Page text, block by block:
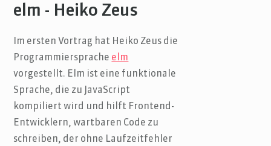
elm - Heiko Zeus
Im ersten Vortrag hat Heiko Zeus die
Programmiersprache elm
vorgestellt. Elm ist eine funktionale
Sprache, die zu JavaScript
kompiliert wird und hilft Frontend-
Entwicklern, wartbaren Code zu
schreiben, der ohne Laufzeitfehler